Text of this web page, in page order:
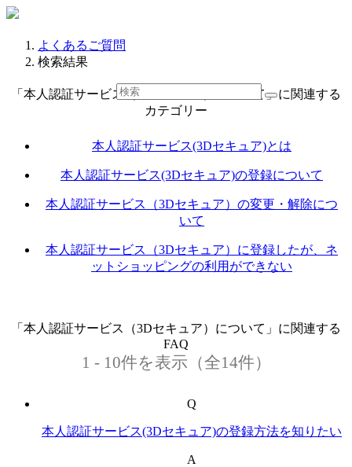
よくあるご質問
検索結果
「本人認証サービス（3Dセキュア）について」に関連する
カテゴリー
本人認証サービス(3Dセキュア)とは
本人認証サービス(3Dセキュア)の登録について
本人認証サービス（3Dセキュア）の変更・解除につ
いて
本人認証サービス（3Dセキュア）に登録したが、ネ
ットショッピングの利用ができない
「本人認証サービス（3Dセキュア）について」に関連する
FAQ
1 - 10件を表示（全14件）
Q
本人認証サービス(3Dセキュア)の登録方法を知りたい
A